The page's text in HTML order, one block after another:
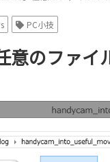
PC小技
意のファ